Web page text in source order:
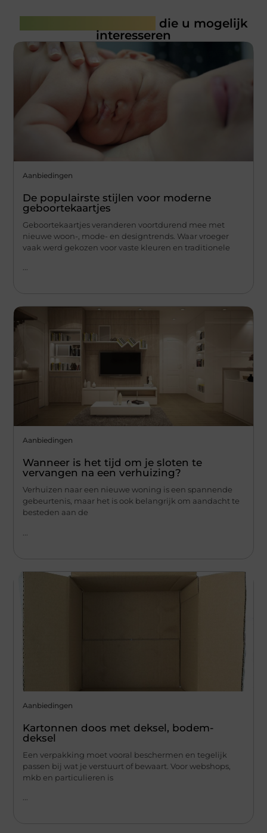
die u mogelijk
interesseren
Aanbiedingen
De populairste stijlen voor moderne
geboortekaartjes
Geboortekaartjes veranderen voortdurend mee met
nieuwe woon-, mode- en designtrends. Waar vroeger
vaak werd gekozen voor vaste kleuren en traditionele
Aanbiedingen
Wanneer is het tijd om je sloten te
vervangen na een verhuizing?
Verhuizen naar een nieuwe woning is een spannende
gebeurtenis, maar het is ook belangrijk om aandacht te
besteden aan de
Aanbiedingen
Kartonnen doos met deksel, bodem-
deksel
Een verpakking moet vooral beschermen en tegelijk
passen bij wat je verstuurt of bewaart. Voor webshops,
mkb en particulieren is